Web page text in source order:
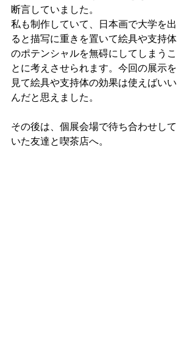
断言していました。
私も制作していて、日本画で大学を出
ると描写に重きを置いて絵具や支持体
のポテンシャルを無碍にしてしまうこ
とに考えさせられます。今回の展示を
見て絵具や支持体の効果は使えばいい
んだと思えました。
その後は、個展会場で待ち合わせして
いた友達と喫茶店へ。